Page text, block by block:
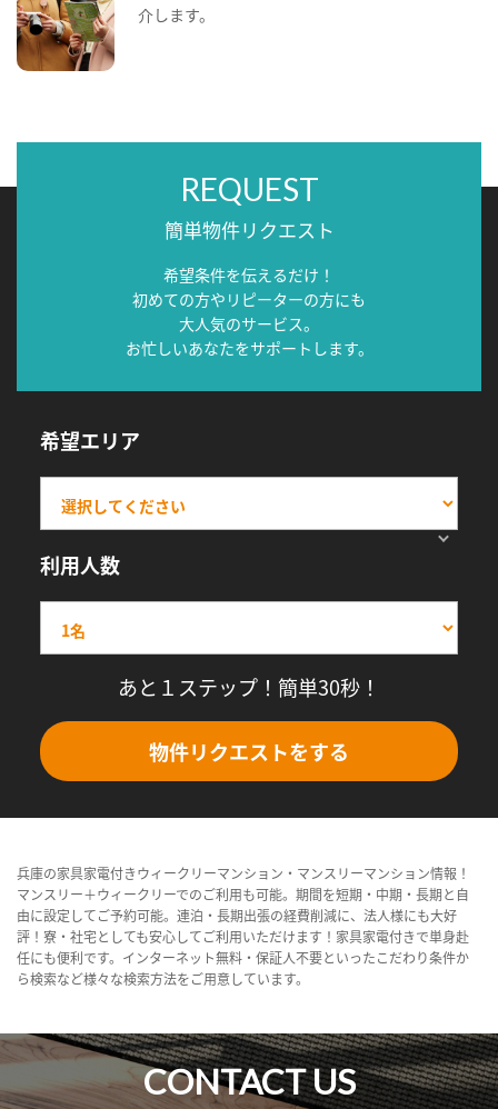
介します。
REQUEST
簡単物件リクエスト
希望条件を伝えるだけ！
初めての方やリピーターの方にも
大人気のサービス。
お忙しいあなたをサポートします。
希望エリア
利用人数
あと１ステップ！簡単30秒！
物件リクエストをする
兵庫の家具家電付きウィークリーマンション・マンスリーマンション情報！
マンスリー＋ウィークリーでのご利用も可能。期間を短期・中期・長期と自
由に設定してご予約可能。連泊・長期出張の経費削減に、法人様にも大好
評！寮・社宅としても安心してご利用いただけます！家具家電付きで単身赴
任にも便利です。インターネット無料・保証人不要といったこだわり条件か
ら検索など様々な検索方法をご用意しています。
CONTACT US